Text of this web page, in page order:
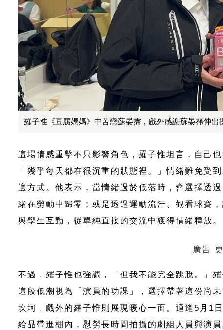
羅子惟《豆腐媽媽》中苦戀蘇晏霈，戲外感謝蘇晏霈伸出
這場情感重擊不只影響角色，羅子惟坦言，自己
「幾乎每天都在很沉重的狀態裡。」情緒難免受
適方式。他表示，當情緒過於低落時，會選擇透
緒在勞動中歸零；或是透過運動流汗、觀看球賽
與學生互動，從單純直接的交流中獲得情緒釋放。
廣告
不過，羅子惟也強調，「但我不能完全跳脫。」
這段低潮視為「演員的功課」，選擇帶著這份尚
坎坷，戲外的羅子惟則展現暖心一面。適逢5月1
給品帶進棚內，慰勞長時間拍攝的劇組人員與演